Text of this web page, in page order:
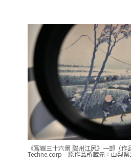
《冨嶽三十六景 駿州江尻》一部（
Techne.corp 原作品所蔵元：山梨県